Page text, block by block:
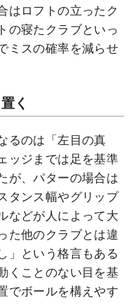
はロフトの立ったク
の寝たクラブといっ
ミスの確率を減らせ
く
るのは「左目の真
ッジまでは足を基準
が、パターの場合は
タンス幅やグリップ
などが人によって大
た他のクラブとは違
」という格言もある
くことのない目を基
でボールを構えやす